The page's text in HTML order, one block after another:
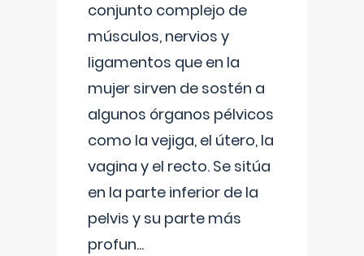
conjunto complejo de
músculos, nervios y
ligamentos que en la
mujer sirven de sostén a
algunos órganos pélvicos
como la vejiga, el útero, la
vagina y el recto. Se sitúa
en la parte inferior de la
pelvis y su parte más
profun...